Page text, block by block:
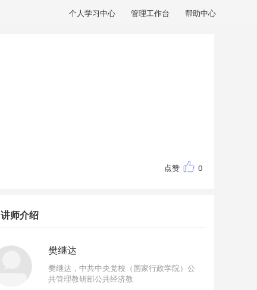
个人学习中心 管理工作台 帮助中心
点赞 0
讲师介绍
樊继达
樊继达，中共中央党校（国家行政学院）公
共管理教研部公共经济教